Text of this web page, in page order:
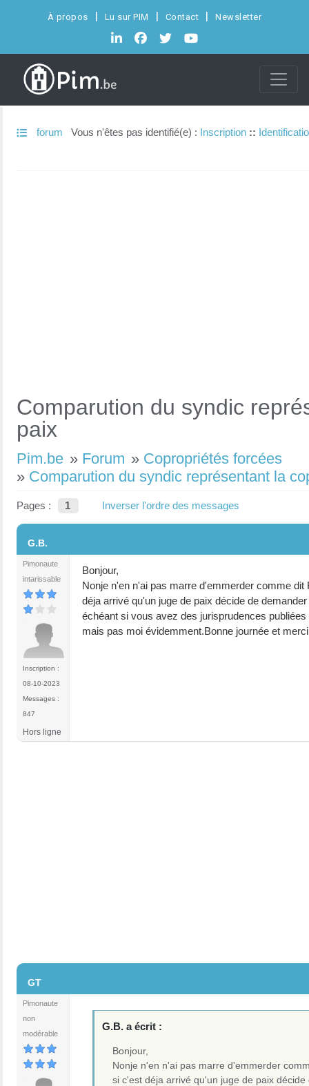
À propos Lu sur PIM Contact Newsletter
forum Vous n'êtes pas identifié(e) : Inscription ::
Comparution du syndic
paix
Pim.be » Forum » Copropriétés forcées
» Comparution du syndic représentant la
Pages : 1 Inverser l'ordre des messages
G.B.
Pimonaute
intarissable
Inscription :
08-10-2023
Messages :
847
Bonjour,
Nonje n'en n'ai pas marre d'emmerder comme
déja arrivé qu'un juge de paix décide de
échéant si vous avez des jurisprudences
mais pas moi évidemment.Bonne journée et
Hors ligne
GT
Pimonaute
non
modérable
G.B. a écrit :
Bonjour,
Nonje n'en n'ai pas marre d'emmerder
si c'est déja arrivé qu'un juge de paix